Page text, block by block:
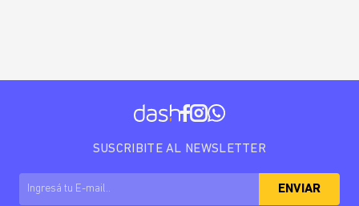
SUSCRIBITE AL NEWSLETTER
ENVIAR